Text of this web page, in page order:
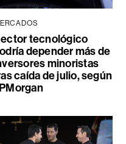
tecnológico
depender más de
minoristas
caída de julio, según